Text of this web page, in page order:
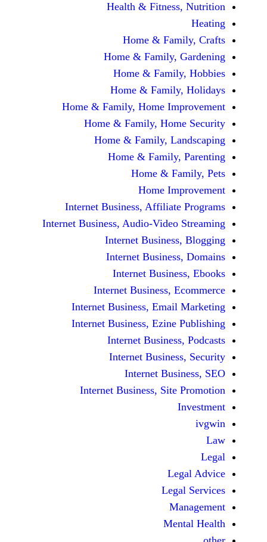
Health &
Home &
Home &
Home &
Home &
Home & Family, Home
Home & Family,
Home & Family,
Home &
Home &
Home
Internet Business,
Internet Business, Audio-
Internet
Internet
Internet
Internet Business,
Internet Business,
Internet Business,
Internet
Internet
Internet
Internet Business,